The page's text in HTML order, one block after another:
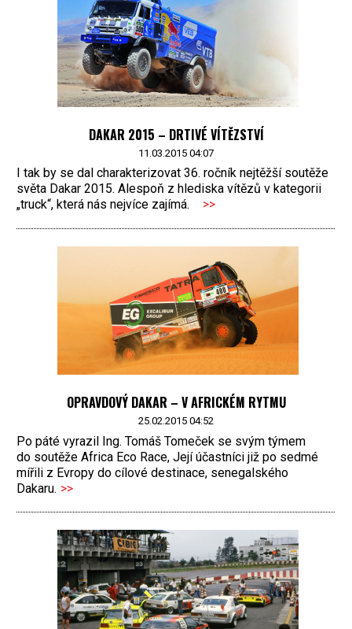
DAKAR 2015 – DRTIVÉ VÍTĚZSTVÍ
11.03.2015 04:07
I tak by se dal charakterizovat 36. ročník nejtěžší soutěže
světa Dakar 2015. Alespoň z hlediska vítězů v kategorii
„truck“, která nás nejvíce zajímá.
>>
OPRAVDOVÝ DAKAR – V AFRICKÉM RYTMU
25.02.2015 04:52
Po páté vyrazil Ing. Tomáš Tomeček se svým týmem
do soutěže Africa Eco Race, Její účastníci již po sedmé
mířili z Evropy do cílové destinace, senegalského
Dakaru. >>